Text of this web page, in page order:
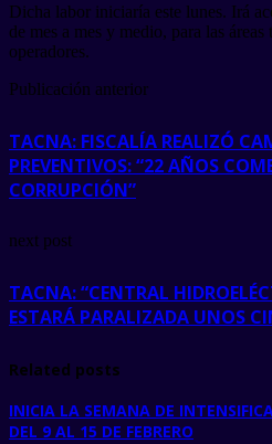
Dicha labor iniciaría este lunes. Irá
de mes a mes y medio, para las
operadores.
Publicación anterior
TACNA: FISCALÍA REALIZÓ
PREVENTIVOS: “22 AÑOS
CORRUPCIÓN”
next post
TACNA: “CENTRAL
ESTARÁ PARALIZADA UNOS
Related posts
INICIA LA SEMANA DE
DEL 9 AL 15 DE FEBRERO